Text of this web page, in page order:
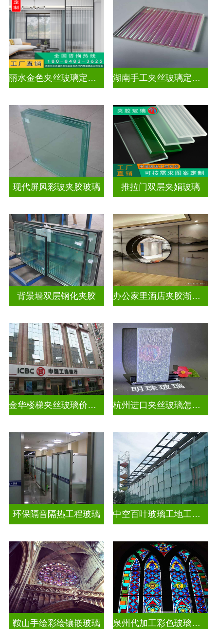
丽水金色夹丝玻璃定制电话 湖南手工夹丝玻璃定制工厂
现代屏风彩玻夹胶玻璃 推拉门双层夹娟玻璃
背景墙双层钢化夹胶 办公家里酒店夹胶渐变玻璃
金华楼梯夹丝玻璃价钱多少一米 杭州进口夹丝玻璃怎么卖
环保隔音隔热工程玻璃 中空百叶玻璃工地工装装饰玻璃
鞍山手绘彩绘镶嵌玻璃 泉州代加工彩色玻璃穹顶